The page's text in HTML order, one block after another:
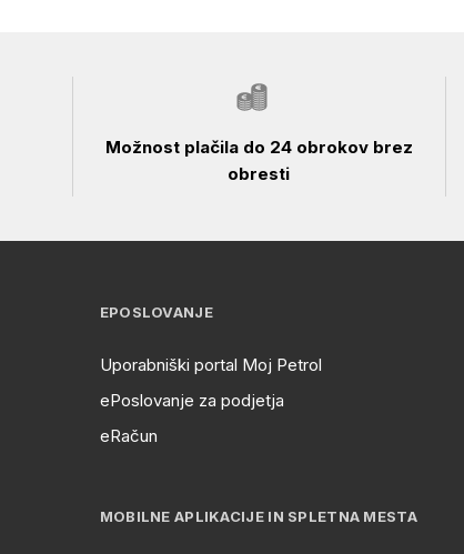
Možnost plačila do 24 obrokov brez
obresti
EPOSLOVANJE
Uporabniški portal Moj Petrol
ePoslovanje za podjetja
eRačun
MOBILNE APLIKACIJE IN SPLETNA MESTA